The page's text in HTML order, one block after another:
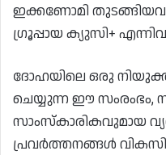
ഇക്കണോമി
ഗ്രൂപ്പായ ക്യുസി+
ദോഹയിലെ ഒരു
ചെയ്യുന്ന ഈ സംരംഭം,
സാംസ്കാരികവുമായ
പ്രവർത്തനങ്ങൾ